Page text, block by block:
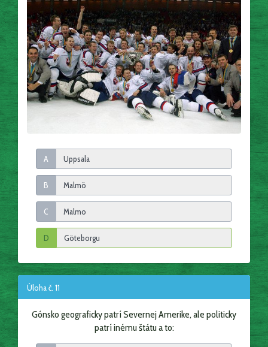
A
B
C
D
Úloha č. 11
Gónsko geograficky patrí Severnej Amerike, ale politicky
patrí inému štátu a to: